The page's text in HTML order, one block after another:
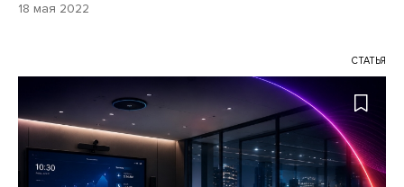
18 мая 2022
СТАТЬЯ